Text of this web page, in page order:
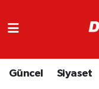
Güncel Siyaset
Asayiş
Trafik Durumu